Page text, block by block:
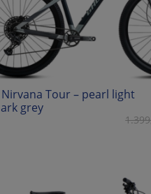
Tour – pearl light
grey